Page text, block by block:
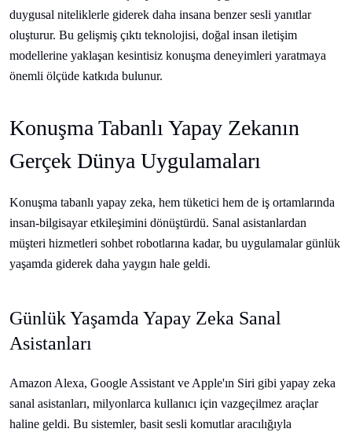
duygusal niteliklerle giderek daha insana benzer sesli yanıtlar
oluşturur. Bu gelişmiş çıktı teknolojisi, doğal insan iletişim
modellerine yaklaşan kesintisiz konuşma deneyimleri yaratmaya
önemli ölçüde katkıda bulunur.
Konuşma Tabanlı Yapay Zekanın
Gerçek Dünya Uygulamaları
Konuşma tabanlı yapay zeka, hem tüketici hem de iş ortamlarında
insan-bilgisayar etkileşimini dönüştürdü. Sanal asistanlardan
müşteri hizmetleri sohbet robotlarına kadar, bu uygulamalar günlük
yaşamda giderek daha yaygın hale geldi.
Günlük Yaşamda Yapay Zeka Sanal
Asistanları
Amazon Alexa, Google Assistant ve Apple'ın Siri gibi yapay zeka
sanal asistanları, milyonlarca kullanıcı için vazgeçilmez araçlar
haline geldi. Bu sistemler, basit sesli komutlar aracılığıyla